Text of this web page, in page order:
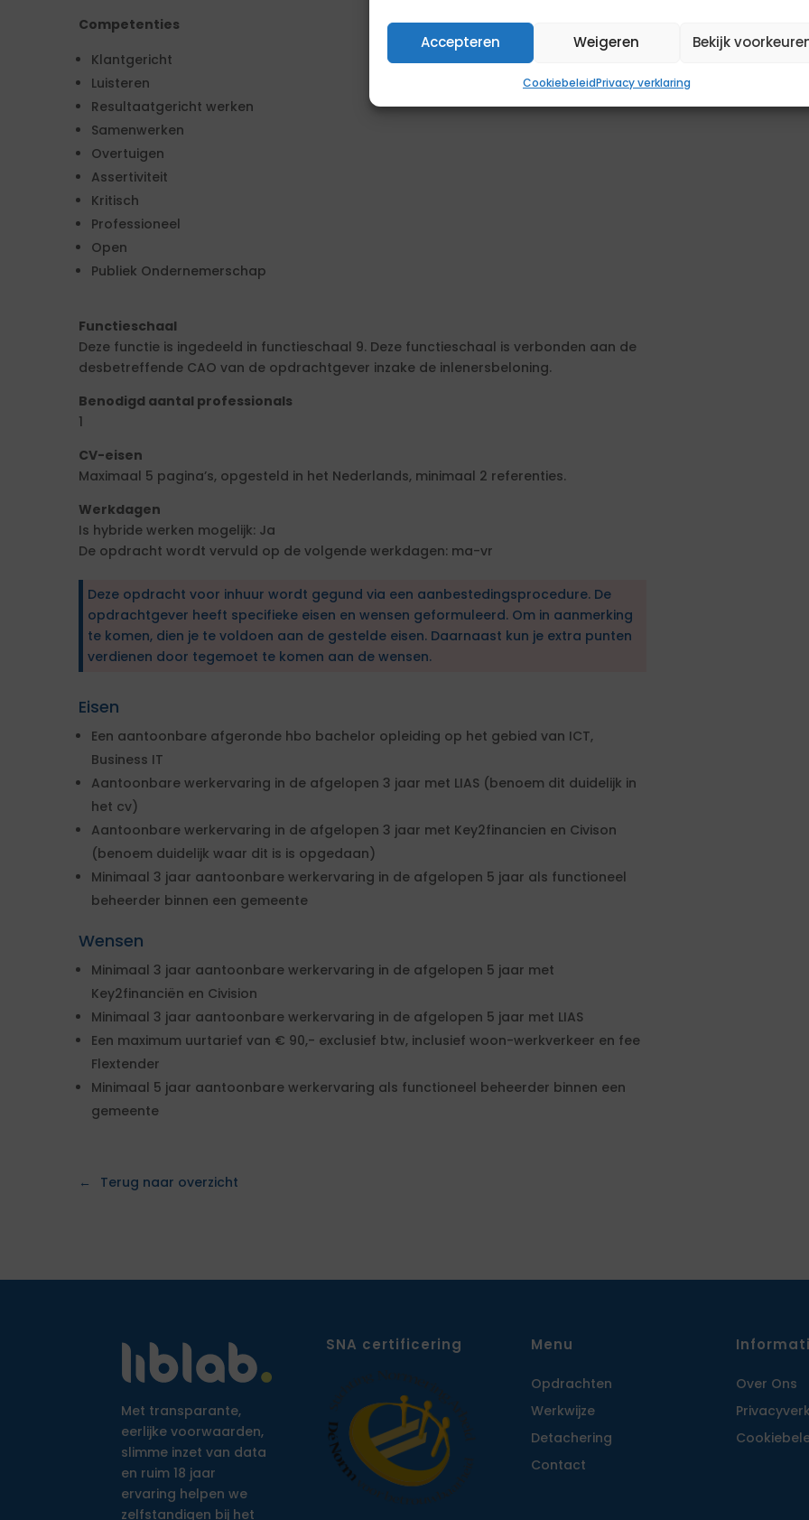
Accepteren Weigeren Bekijk
CookiebeleidPrivacy verklaring
Competenties
Klantgericht
Luisteren
Resultaatgericht werken
Samenwerken
Overtuigen
Assertiviteit
Kritisch
Professioneel
Open
Publiek Ondernemerschap
Functieschaal
Deze functie is ingedeeld in functieschaal 9. Deze functieschaal is verbonden aan de
desbetreffende CAO van de opdrachtgever inzake de inlenersbeloning.
Benodigd aantal professionals
1
CV-eisen
Maximaal 5 pagina’s, opgesteld in het Nederlands, minimaal 2 referenties.
Werkdagen
Is hybride werken mogelijk: Ja
De opdracht wordt vervuld op de volgende werkdagen: ma-vr
Deze opdracht voor inhuur wordt gegund via een aanbestedingsprocedure. De
opdrachtgever heeft specifieke eisen en wensen geformuleerd. Om in aanmerking
te komen, dien je te voldoen aan de gestelde eisen. Daarnaast kun je extra punten
verdienen door tegemoet te komen aan de wensen.
Eisen
Een aantoonbare afgeronde hbo bachelor opleiding op het gebied van ICT,
Business IT
Aantoonbare werkervaring in de afgelopen 3 jaar met LIAS (benoem dit duidelijk in
het cv)
Aantoonbare werkervaring in de afgelopen 3 jaar met Key2financien en Civison
(benoem duidelijk waar dit is is opgedaan)
Minimaal 3 jaar aantoonbare werkervaring in de afgelopen 5 jaar als functioneel
beheerder binnen een gemeente
Wensen
Minimaal 3 jaar aantoonbare werkervaring in de afgelopen 5 jaar met
Key2financiën en Civision
Minimaal 3 jaar aantoonbare werkervaring in de afgelopen 5 jaar met LIAS
Een maximum uurtarief van € 90,- exclusief btw, inclusief woon-werkverkeer en fee
Flextender
Minimaal 5 jaar aantoonbare werkervaring als functioneel beheerder binnen een
gemeente
Terug naar overzicht
Met transparante,
eerlijke voorwaarden,
slimme inzet van data
en ruim 18 jaar
ervaring helpen we
zelfstandigen bij het
SNA certificering Menu
Opdrachten
Werkwijze
Detachering
Contact
Over Ons